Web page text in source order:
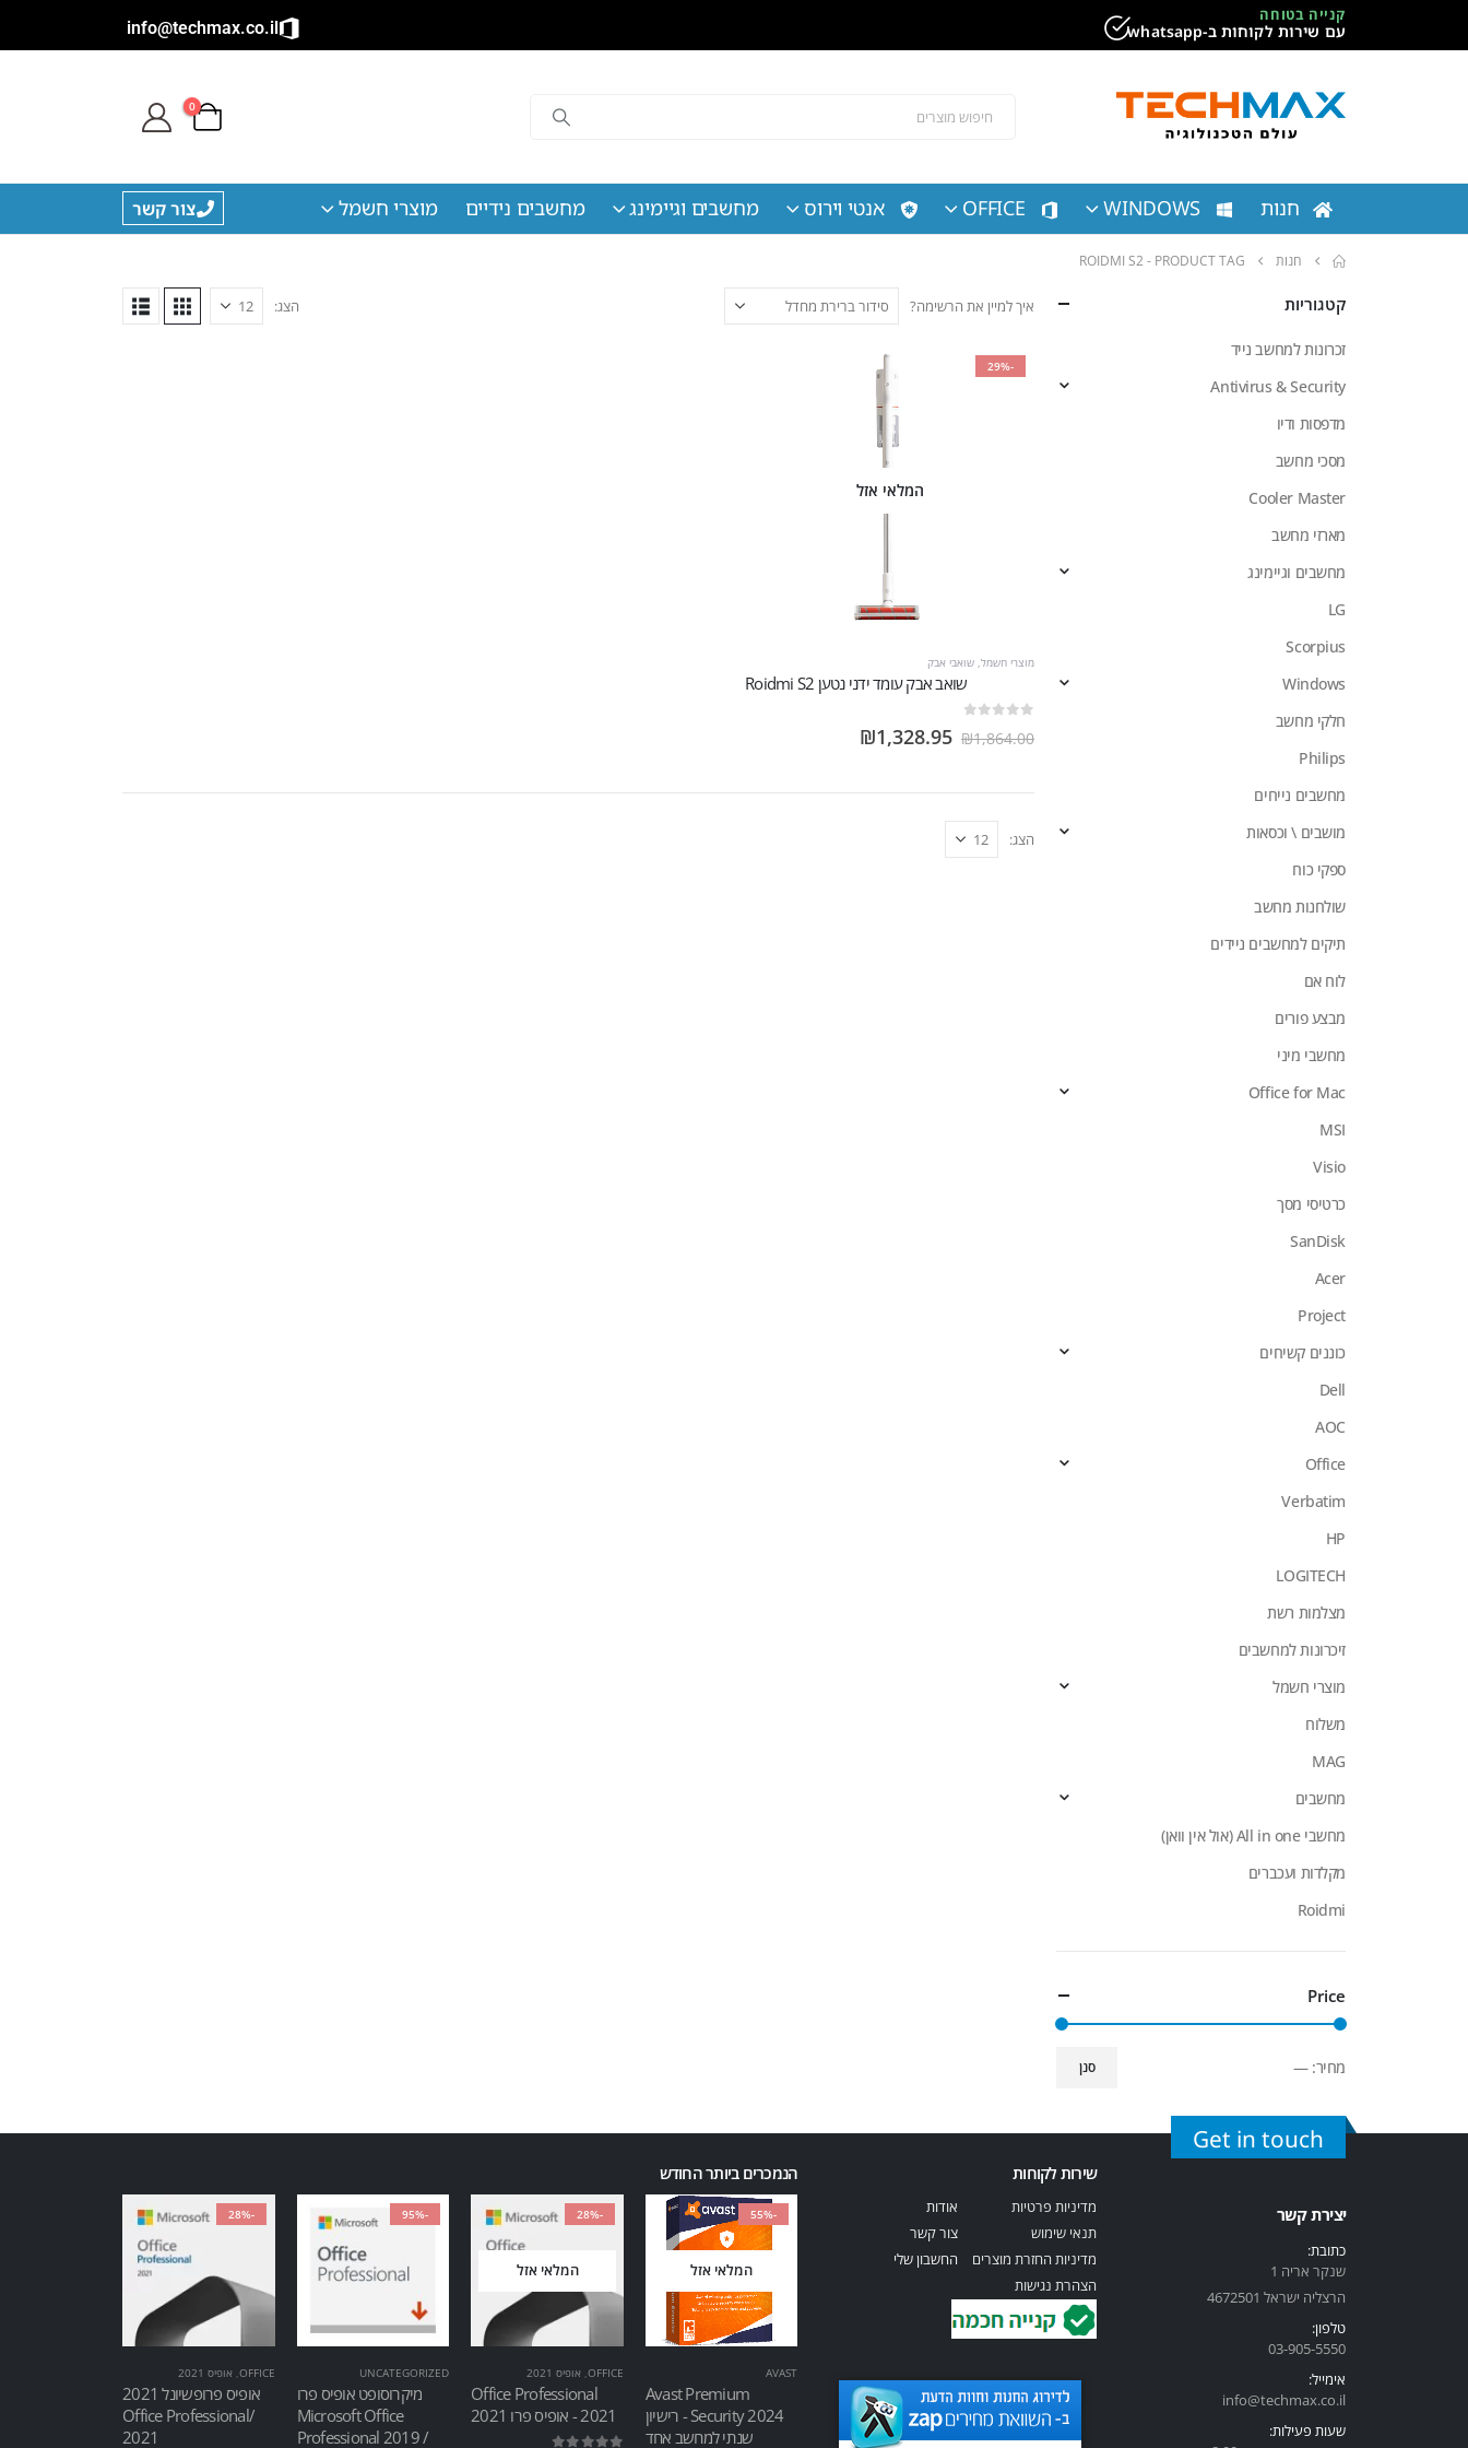
קנייה בטוחה
עם שירות לקוחות ב-whatsapp info@techmax.co.il
0
חנות WINDOWS
OFFICE אנטי וירוס מחשבים וגיימינג מחשבים נידיים מוצרי חשמל צור קשר
חנות PRODUCT TAG -
ROIDMI S2
איך למיין את הרשימה? הצג:
-29%
המלאי אזל
מוצרי חשמל, שואבי אבק
‏שואב אבק עומד ידני נטען Roidmi S2
₪1,864.00
₪1,328.95
הצג:
קטגוריות
זכרונות למחשב נייד
Antivirus & Security
מדפסות ודיו
מסכי מחשב
Cooler Master
מארזי מחשב
מחשבים וגיימינג
LG
Scorpius
Windows
חלקי מחשב
Philips
מחשבים נייחים
מושבים \ וכסאות
ספקי כוח
שולחנות מחשב
תיקים למחשבים ניידים
לוח אם
מבצע פורים
מחשבי מיני
Office for Mac
MSI
Visio
כרטיסי מסך
SanDisk
Acer
Project
כוננים קשיחים
Dell
AOC
Office
Verbatim
HP
LOGITECH
מצלמות רשת
זיכרונות למחשבים
מוצרי חשמל
משלוח
MAG
מחשבים
מחשבי All in one (אול אין וואן)
מקלדות ועכברים
Roidmi
Price
סנן מחיר:—
Get in touch
יצירת קשר
כתובת:
שנקר אריה 1
הרצליה ישראל 4672501
טלפון:
03-905-5550
אימייל:
info@techmax.co.il
שעות פעילות:
שירות לקוחות
מדיניות פרטיות
תנאי שימוש
מדיניות החזרת מוצרים
הצהרת נגישות
אודות
צור קשר
החשבון שלי
הנמכרים ביותר החודש
-55%
המלאי אזל
AVAST
Avast Premium
Security 2024 - רישיון
שנתי למחשב אחד
-28%
המלאי אזל
OFFICE
, אופיס 2021
Office Professional
2021 - אופיס פרו 2021
-95%
UNCATEGORIZED
מיקרוסופט אופיס פרו
Microsoft Office
Professional 2019 /
-28%
OFFICE
, אופיס 2021
אופיס פרופשיונל 2021
/Office Professional
2021